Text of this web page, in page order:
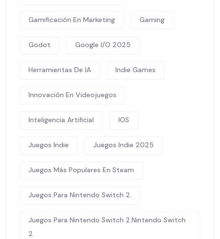
Gamificación En Marketing Gaming
Godot Google I/O 2025
Herramientas De IA Indie Games
Innovación En Videojuegos
Inteligencia Artificial IOS
Juegos Indie Juegos Indie 2025
Juegos Más Populares En Steam
Juegos Para Nintendo Switch 2.
Juegos Para Nintendo Switch 2.Nintendo Switch
2